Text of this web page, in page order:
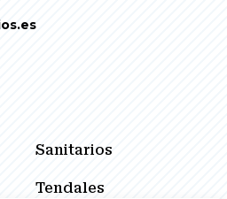
Sanitarios
Tendales